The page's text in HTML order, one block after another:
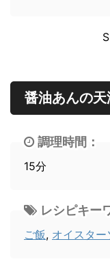
醤油あんの
調理時間：
15分
レシピキー
ご飯, オイスター